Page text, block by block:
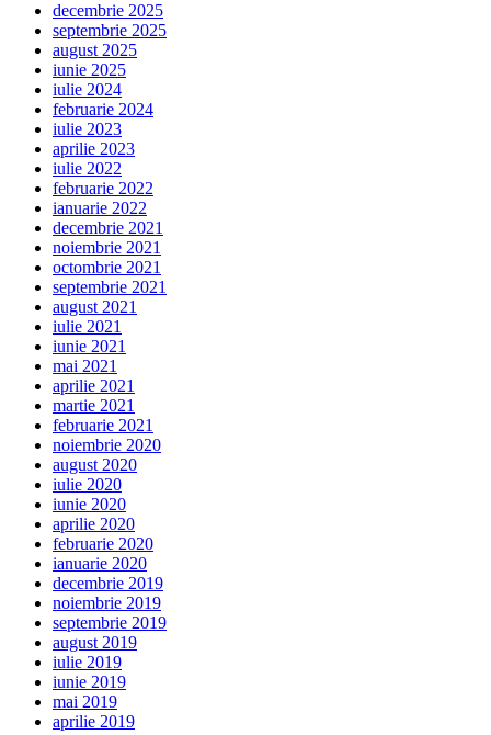
decembrie 2025
septembrie 2025
august 2025
iunie 2025
iulie 2024
februarie 2024
iulie 2023
aprilie 2023
iulie 2022
februarie 2022
ianuarie 2022
decembrie 2021
noiembrie 2021
octombrie 2021
septembrie 2021
august 2021
iulie 2021
iunie 2021
mai 2021
aprilie 2021
martie 2021
februarie 2021
noiembrie 2020
august 2020
iulie 2020
iunie 2020
aprilie 2020
februarie 2020
ianuarie 2020
decembrie 2019
noiembrie 2019
septembrie 2019
august 2019
iulie 2019
iunie 2019
mai 2019
aprilie 2019